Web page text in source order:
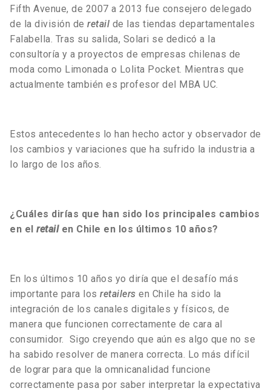
Fifth Avenue, de 2007 a 2013 fue consejero delegado
de la división de retail de las tiendas departamentales
Falabella. Tras su salida, Solari se dedicó a la
consultoría y a proyectos de empresas chilenas de
moda como Limonada o Lolita Pocket. Mientras que
actualmente también es profesor del MBA UC.
Estos antecedentes lo han hecho actor y observador de
los cambios y variaciones que ha sufrido la industria a
lo largo de los años.
¿Cuáles dirías que han sido los principales cambios
en el retail en Chile en los últimos 10 años?
En los últimos 10 años yo diría que el desafío más
importante para los retailers en Chile ha sido la
integración de los canales digitales y físicos, de
manera que funcionen correctamente de cara al
consumidor. Sigo creyendo que aún es algo que no se
ha sabido resolver de manera correcta. Lo más difícil
de lograr para que la omnicanalidad funcione
correctamente pasa por saber interpretar la expectativa